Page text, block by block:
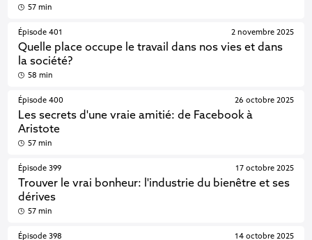
57 min
Épisode 401
Quelle place occupe le travail dans nos vies et dans
la société?
2 novembre 2025
58 min
Épisode 400
Les secrets d'une vraie amitié: de Facebook à
Aristote
26 octobre 2025
57 min
Épisode 399
Trouver le vrai bonheur: l'industrie du bienêtre et ses
dérives
17 octobre 2025
57 min
Épisode 398 14 octobre 2025